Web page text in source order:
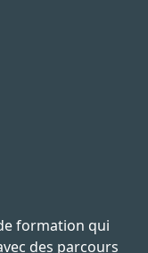
formation qui
des parcours